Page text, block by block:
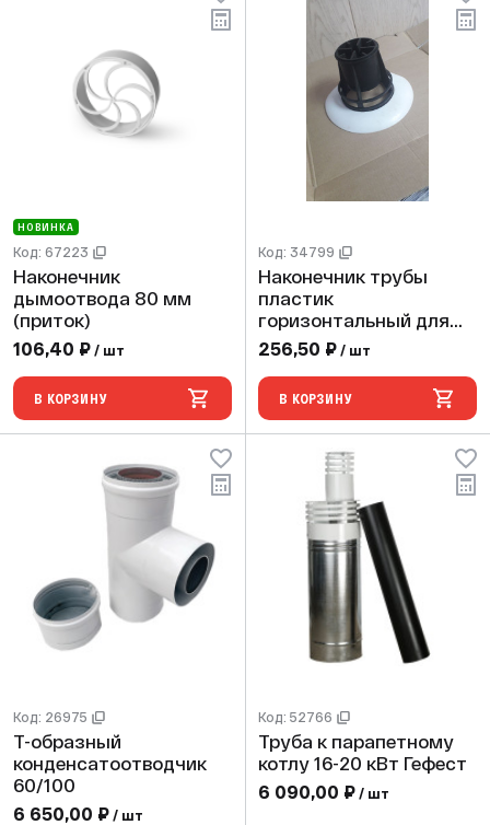
НОВИНКА
Код: 67223
Наконечник
дымоотвода 80 мм
(приток)
106,40 ₽ / шт
В КОРЗИНУ
Код: 34799
Наконечник трубы
пластик
горизонтальный для
100/60
256,50 ₽ / шт
В КОРЗИНУ
Код: 26975
Т-образный
конденсатоотводчик
60/100
6 650,00 ₽ / шт
Код: 52766
Труба к парапетному
котлу 16-20 кВт Гефест
6 090,00 ₽ / шт